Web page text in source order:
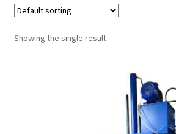
Kontak Kami
My account
Showing the single result